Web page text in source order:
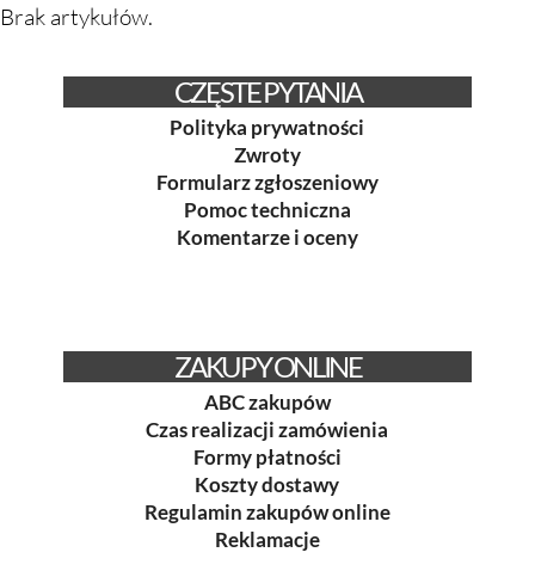
Brak artykułów.
CZĘSTE PYTANIA
Polityka prywatności
Zwroty
Formularz zgłoszeniowy
Pomoc techniczna
Komentarze i oceny
ZAKUPY ONLINE
ABC zakupów
Czas realizacji zamówienia
Formy płatności
Koszty dostawy
Regulamin zakupów online
Reklamacje